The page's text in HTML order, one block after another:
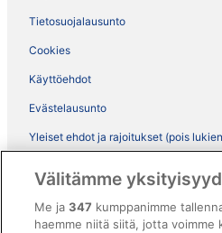
Tietosuojalausunto
Cookies
Käyttöehdot
Evästelausunto
Yleiset ehdot ja rajoitukset (pois
ebookers BONUS+ -ohjelman ehdot
Välitämme
Me ja347 kumppanimme
haemme niitä siitä, jotta voimme